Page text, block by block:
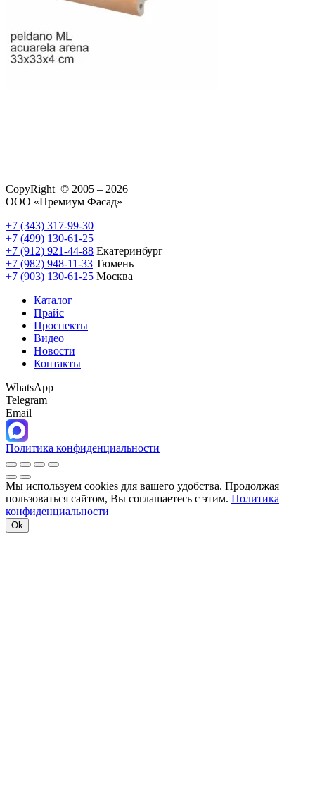
CopyRight © 2005 – 2026
ООО «Премиум Фасад»
+7 (343) 317-99-30
+7 (499) 130-61-25
+7 (912) 921-44-88 Екатеринбург
+7 (982) 948-11-33 Тюмень
+7 (903) 130-61-25 Москва
Каталог
Прайс
Проспекты
Видео
Новости
Контакты
WhatsApp
Telegram
Email
Политика конфиденциальности
Мы используем cookies для вашего удобства. Продолжая
пользоваться сайтом, Вы соглашаетесь с этим. Политика
конфиденциальности
Ok